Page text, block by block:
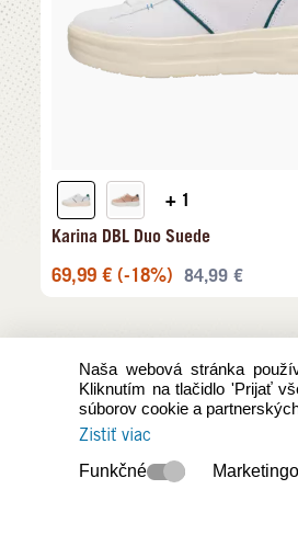
+ 1
Karina DBL Duo Suede
69,99 € (-18%) 84,99 €
Naša webová stránka
Kliknutím na tlačidlo 'Prijať
súborov cookie a
Zistiť viac
Funkčné